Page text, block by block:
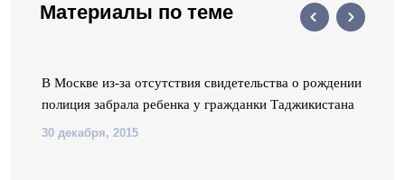
Материалы по теме
В Москве из-за отсутствия свидетельства о рождении
полиция забрала ребенка у гражданки Таджикистана
30 декабря, 2015